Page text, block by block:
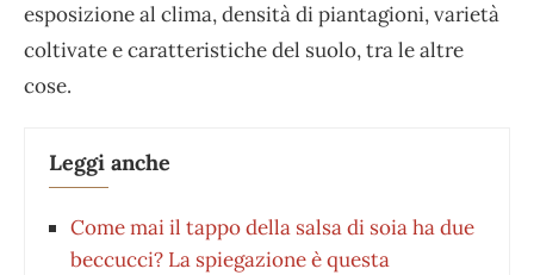
esposizione al clima, densità di piantagioni, varietà
coltivate e caratteristiche del suolo, tra le altre
cose.
Leggi anche
Come mai il tappo della salsa di soia ha due
beccucci? La spiegazione è questa